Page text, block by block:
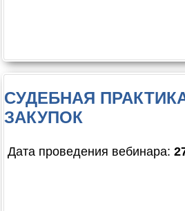
СУДЕБНАЯ
ЗАКУПОК
Дата проведения вебинара: